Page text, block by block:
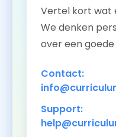
Vertel kort wat
We denken
over een
Contact:
Support: